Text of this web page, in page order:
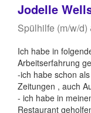
Jodelle
Spülhilfe (m/w/d)
Ich habe in
Arbeitserfahrung
-ich habe schon
Zeitungen , auch
- ich habe in
Restaurant